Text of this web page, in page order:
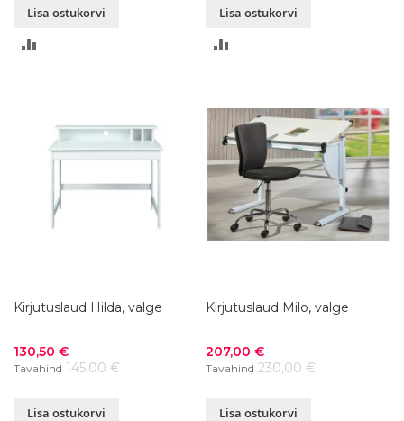
Lisa ostukorvi
Lisa ostukorvi
Kirjutuslaud Hilda, valge
Soodushind
130,50 €
Tavahind 145,00 €
Lisa ostukorvi
Kirjutuslaud Milo, valge
Soodushind
207,00 €
Tavahind 230,00 €
Lisa ostukorvi